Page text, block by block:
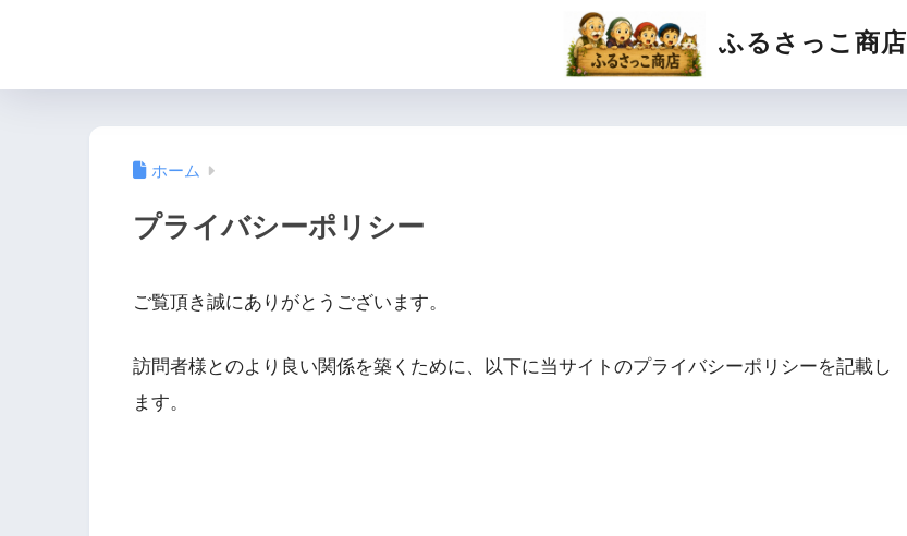
ふるさっこ商店
ホーム
プライバシーポリシー
ご覧頂き誠にありがとうございます。
訪問者様とのより良い関係を築くために、以下に当サイトのプライバシーポリシーを記載し
ます。